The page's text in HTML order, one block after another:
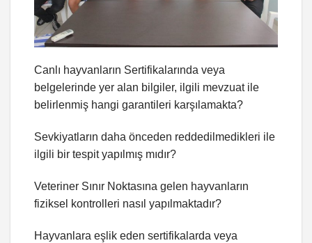
Canlı hayvanların Sertifikalarında veya
belgelerinde yer alan bilgiler, ilgili mevzuat ile
belirlenmiş hangi garantileri karşılamakta?
Sevkiyatların daha önceden reddedilmedikleri ile
ilgili bir tespit yapılmış mıdır?
Veteriner Sınır Noktasına gelen hayvanların
fiziksel kontrolleri nasıl yapılmaktadır?
Hayvanlara eşlik eden sertifikalarda veya